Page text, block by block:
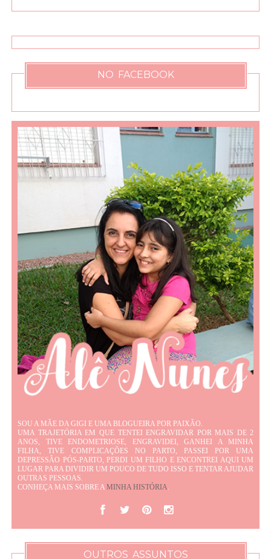
NO FACEBOOK
SOU A MÃE DA GIGI E UMA BLOGUEIRA POR PAIXÃO.
UMA TRAJETÓRIA EM QUE TENTEI ENGRAVIDAR POR MAIS DE 2
ANOS, TIVE ENDOMETRIOSE, ENGRAVIDEI, GANHEI A MINHA
FILHA, TIVE COMPLICAÇÕES NO PARTO, PASSEI POR UMA
DEPRESSÃO PÓS-PARTO, PERDI UM FILHO E ENCONTREI AQUI UM
LUGAR PARA DIVIDIR UM POUCO DE TUDO ISSO E TENTAR AJUDAR
OUTRAS PESSOAS.
CONHEÇA MAIS SOBRE AMINHA HISTÓRIA.
OUTROS ASSUNTOS